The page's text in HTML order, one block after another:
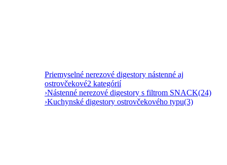
Priemyselné nerezové digestory nástenné aj
ostrovčekové2 kategórií
›Nástenné nerezové digestory s filtrom SNACK(24)
›Kuchynské digestory ostrovčekového typu(3)